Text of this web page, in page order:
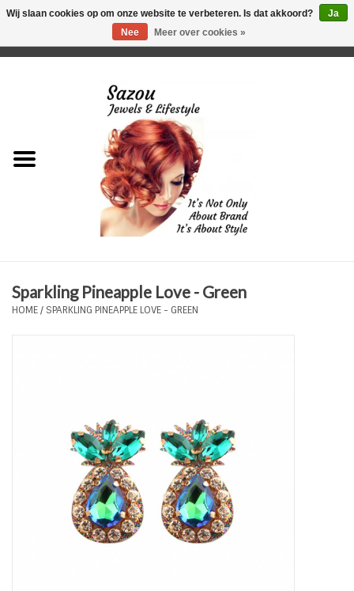
Just for Him
Plus Size Sieraden
Haaraccesoires
Zonnebrillen
Sparkling Pineapple Love - Green
HOME/ SPARKLING PINEAPPLE LOVE - GREEN
Wij slaan cookies op om onze website te verbeteren. Is dat akkoord?
Ja
Nee
Meer over cookies »